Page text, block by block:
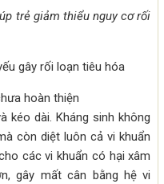
trẻ giảm thiểu nguy cơ rối
gây rối loạn tiêu hóa
hoàn thiện
kéo dài. Kháng sinh không
còn diệt luôn cả vi khuẩn
các vi khuẩn có hại xâm
gây mất cân bằng hệ vi